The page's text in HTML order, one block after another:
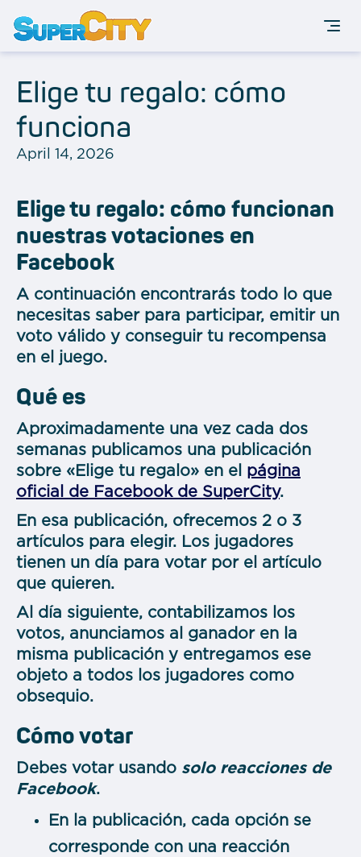
Elige tu regalo: cómo
funciona
April 14, 2026
Elige tu regalo: cómo funcionan
nuestras votaciones en
Facebook
A continuación encontrarás todo lo que
necesitas saber para participar, emitir un
voto válido y conseguir tu recompensa
en el juego.
Qué es
Aproximadamente una vez cada dos
semanas publicamos una publicación
sobre «Elige tu regalo» en el página
oficial de Facebook de SuperCity.
En esa publicación, ofrecemos 2 o 3
artículos para elegir. Los jugadores
tienen un día para votar por el artículo
que quieren.
Al día siguiente, contabilizamos los
votos, anunciamos al ganador en la
misma publicación y entregamos ese
objeto a todos los jugadores como
obsequio.
Cómo votar
Debes votar usando solo reacciones de
Facebook.
En la publicación, cada opción se
corresponde con una reacción